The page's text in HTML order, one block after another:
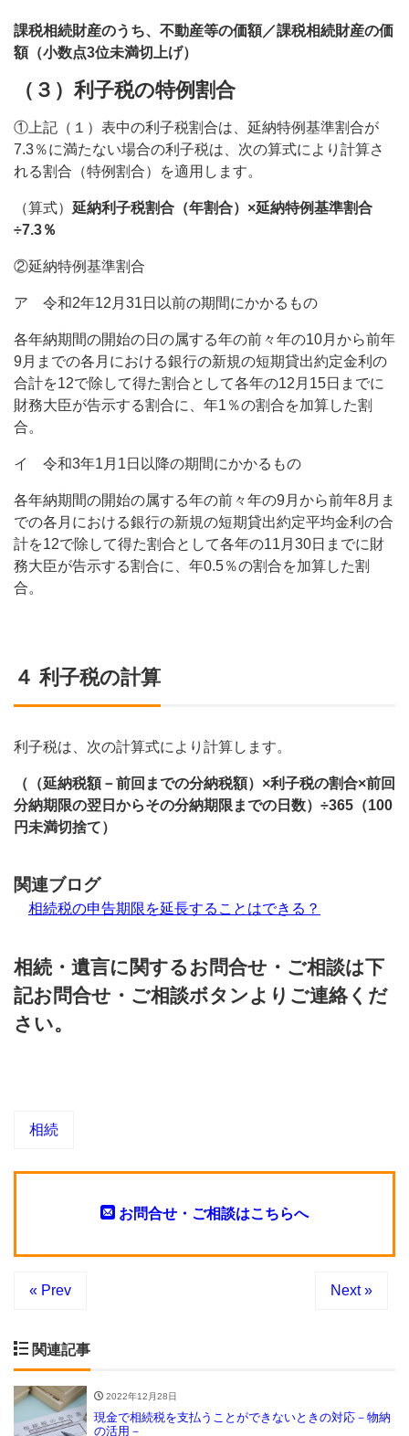
課税相続財産のうち、不動産等の価額／課税相続財産の価
額（小数点3位未満切上げ）
（３）利子税の特例割合
①上記（１）表中の利子税割合は、延納特例基準割合が
7.3％に満たない場合の利子税は、次の算式により計算さ
れる割合（特例割合）を適用します。
（算式） 延納利子税割合（年割合）×延納特例基準割合
÷7.3％
②延納特例基準割合
ア 令和2年12月31日以前の期間にかかるもの
各年納期間の開始の日の属する年の前々年の10月から前年
9月までの各月における銀行の新規の短期貸出約定金利の
合計を12で除して得た割合として各年の12月15日までに
財務大臣が告示する割合に、年1％の割合を加算した割
合。
イ 令和3年1月1日以降の期間にかかるもの
各年納期間の開始の属する年の前々年の9月から前年8月ま
での各月における銀行の新規の短期貸出約定平均金利の合
計を12で除して得た割合として各年の11月30日までに財
務大臣が告示する割合に、年0.5％の割合を加算した割
合。
４ 利子税の計算
利子税は、次の計算式により計算します。
（（延納税額－前回までの分納税額）×利子税の割合×前回
分納期限の翌日からその分納期限までの日数）÷365（100
円未満切捨て）
関連ブログ
相続税の申告期限を延長することはできる？
相続・遺言に関するお問合せ・ご相談は下
記お問合せ・ご相談ボタンよりご連絡くだ
さい。
相続
お問合せ・ご相談はこちらへ
« Prev Next »
関連記事
2022年12月28日
現金で相続税を支払うことができないときの対応－物納
の活用－